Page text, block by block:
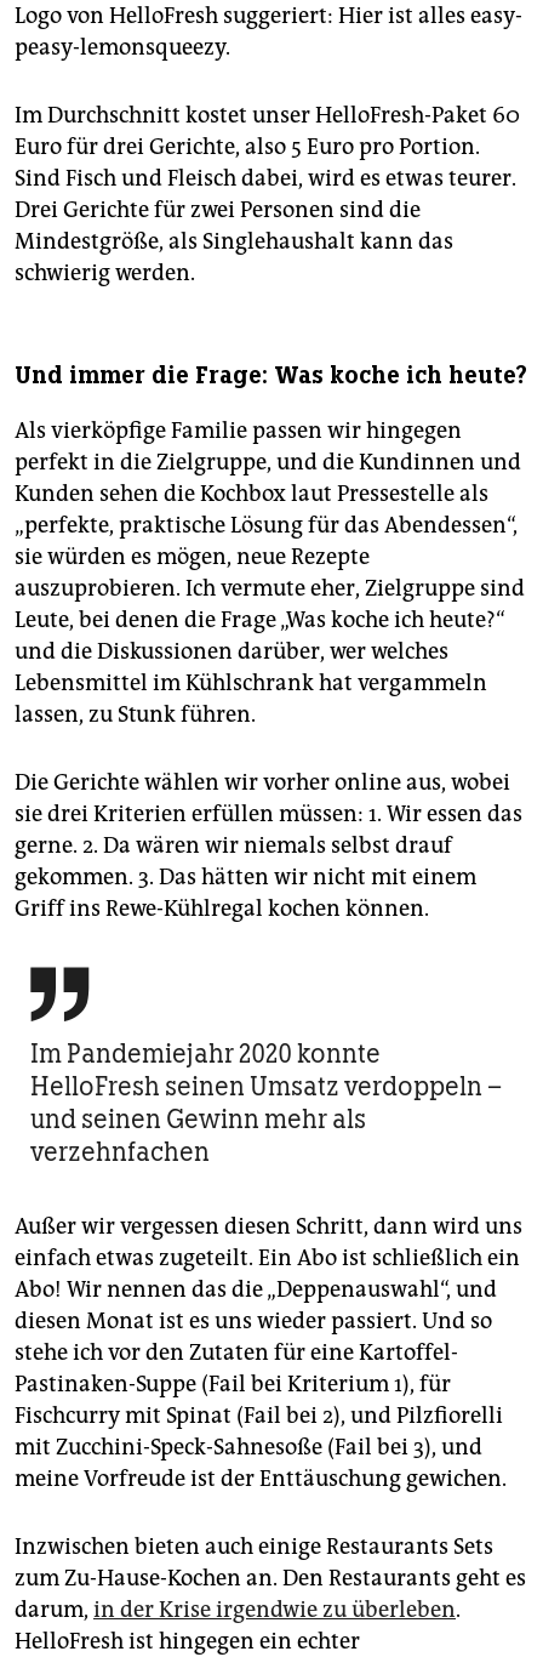
Logo von Hello­Fresh suggeriert: Hier ist alles easy-
peasy-lemonsqueezy.
Im Durchschnitt kostet unser HelloFresh-Paket 60
Euro für drei Gerichte, also 5 Euro pro Portion.
Sind Fisch und Fleisch dabei, wird es etwas teurer.
Drei Gerichte für zwei Personen sind die
Mindestgröße, als Single­haushalt kann das
schwierig werden.
Und immer die Frage: Was koche ich heute?
Als vierköpfige Familie passen wir hingegen
perfekt in die Zielgruppe, und die Kundinnen und
Kunden sehen die Kochbox laut Pressestelle als
„perfekte, praktische Lösung für das Abendessen“,
sie würden es mögen, neue Rezepte
auszuprobieren. Ich vermute eher, Zielgruppe sind
Leute, bei denen die Frage „Was koche ich heute?“
und die Diskussionen darüber, wer welches
Lebensmittel im Kühlschrank hat vergammeln
lassen, zu Stunk führen.
Die Gerichte wählen wir vorher online aus, wobei
sie drei Kriterien erfüllen müssen: 1. Wir essen das
gerne. 2. Da wären wir niemals selbst drauf
gekommen. 3. Das hätten wir nicht mit einem
Griff ins Rewe-Kühlregal kochen können.

Im Pandemiejahr 2020 konnte
HelloFresh seinen Umsatz verdoppeln –
und seinen Gewinn mehr als
verzehnfachen
Außer wir vergessen diesen Schritt, dann wird uns
einfach etwas zugeteilt. Ein Abo ist schließlich ein
Abo! Wir nennen das die „Deppenauswahl“, und
diesen Monat ist es uns wieder passiert. Und so
stehe ich vor den Zutaten für eine Kartoffel-
Pastinaken-Suppe (Fail bei Kriterium 1), für
Fischcurry mit Spinat (Fail bei 2), und Pilzfiorelli
mit Zucchini-Speck-Sahnesoße (Fail bei 3), und
meine Vorfreude ist der Enttäuschung gewichen.
Inzwischen bieten auch einige Restaurants Sets
zum Zu-Hause-Kochen an. Den Restaurants geht es
darum, in der Krise irgendwie zu überleben.
HelloFresh ist hingegen ein echter